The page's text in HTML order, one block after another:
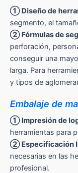
① Diseño de
segmento, el
② Fórmulas de
perforación,
conseguir una
larga. Para
y tipos de
Embalaje de
① Impresión de
herramientas para
② Especificación
necesarias en las
profesional.